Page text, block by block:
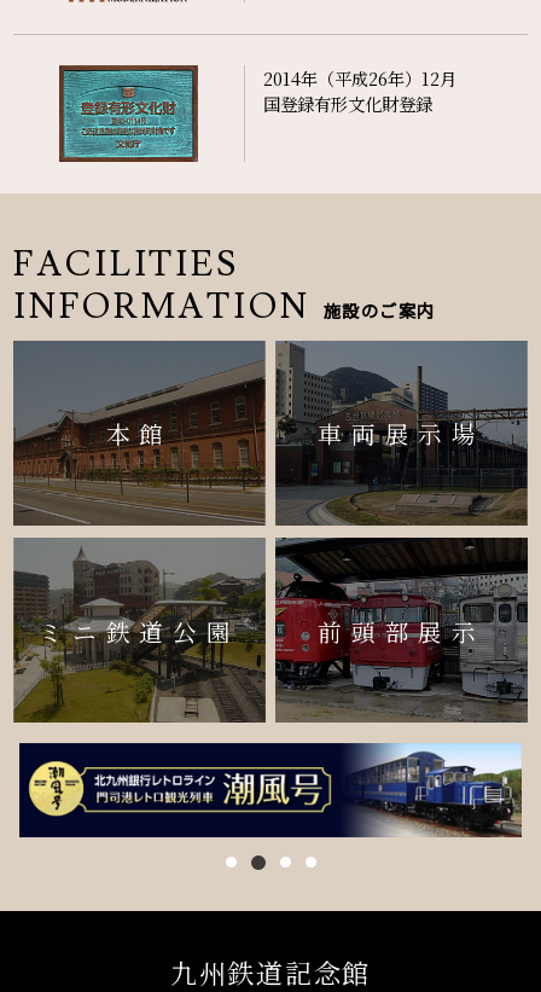
2014年（平成26年）12月
国登録有形文化財登録
FACILITIES
INFORMATION
施設のご案内
本館 車両展示場
ミニ鉄道公園 前頭部展示
九州鉄道記念館